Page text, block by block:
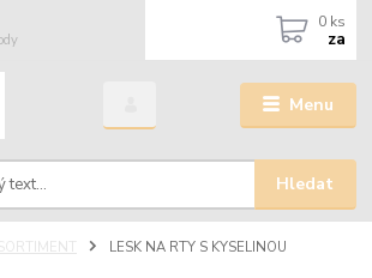
Menu
Hledat
0 ks
za
LESK NA RTY S KYSELINOU